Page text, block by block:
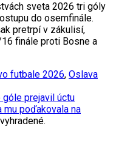
sveta 2026 tri góly
do osemfinále.
pretrpí v zákulisí,
finále proti Bosne a
futbale 2026, Oslava
góle prejavil úctu
poďakovala na